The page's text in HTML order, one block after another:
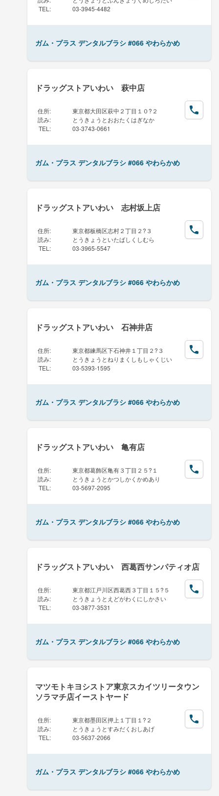
TEL : 03-3945-4482
ガム・プラス デンタルブラシ #066 やわらかめ
ドラッグストアいわい 萩中店
住所:
東京都大田区萩中２丁目１０?２
読み:
とうきょうとおおたくはぎなか
TEL : 03-3743-0661
ガム・プラス デンタルブラシ #066 やわらかめ
ドラッグストアいわい 志村坂上店
住所:
東京都板橋区志村２丁目２?３
読み:
とうきょうといたばしくしむら
TEL : 03-3965-5547
ガム・プラス デンタルブラシ #066 やわらかめ
ドラッグストアいわい 石神井店
住所:
東京都練馬区下石神井１丁目２?３
読み:
とうきょうとねりまくしもしゃくじい
TEL : 03-5393-1595
ガム・プラス デンタルブラシ #066 やわらかめ
ドラッグストアいわい 亀有店
住所:
東京都葛飾区亀有３丁目２５?１
読み:
とうきょうとかつしかくかめあり
TEL : 03-5697-2095
ガム・プラス デンタルブラシ #066 やわらかめ
ドラッグストアいわい 西葛西サンパティオ店
住所:
東京都江戸川区西葛西３丁目１５?５
読み:
とうきょうとえどがわくにしかさい
TEL : 03-3877-3531
ガム・プラス デンタルブラシ #066 やわらかめ
マツモトキヨシストア東京スカイツリータウン
ソラマチ店イーストヤード
住所:
東京都墨田区押上１丁目１?２
読み:
とうきょうとすみだくおしあげ
TEL : 03-5637-2066
ガム・プラス デンタルブラシ #066 やわらかめ